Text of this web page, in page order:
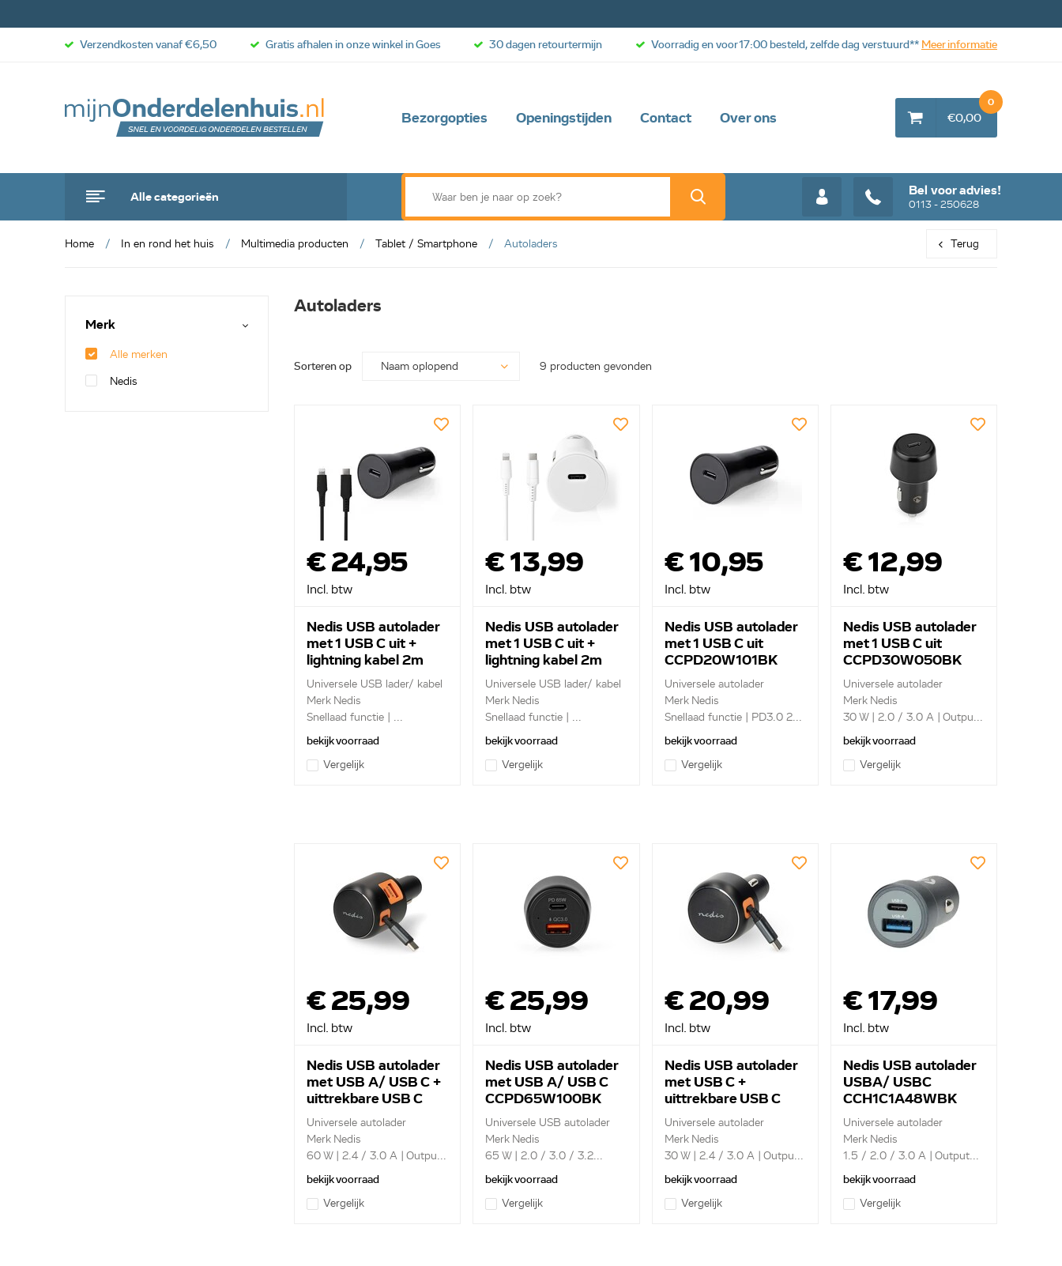
Bezorgopties Openingstijden Contact Over ons
Alle categorieën Bel voor advies!
0113 - 250628
€0,00
0
Verzendkosten vanaf €6,50 Gratis afhalen in onze winkel in Goes 30 dagen retourtermijn Voorradig en voor 17:00 besteld, zelfde dag verstuurd** Meer informatie
Home In en rond het huis Multimedia producten Tablet / Smartphone Autoladers Terug
Merk
Alle merken
Nedis
Autoladers
Sorteren op 9 producten gevonden
€ 24,95
Incl. btw
Nedis USB autolader
met 1 USB C uit +
lightning kabel 2m
CCPDL20W111BK
Universele USB lader/ kabel
Merk Nedis
Snellaad functie | ...
bekijk voorraad
Vergelijk
€ 13,99
Incl. btw
Nedis USB autolader
met 1 USB C uit +
lightning kabel 2m
CCPDL20W111WT
Universele USB lader/ kabel
Merk Nedis
Snellaad functie | ...
bekijk voorraad
Vergelijk
€ 10,95
Incl. btw
Nedis USB autolader
met 1 USB C uit
CCPD20W101BK
Universele autolader
Merk Nedis
Snellaad functie | PD3.0 2...
bekijk voorraad
Vergelijk
€ 12,99
Incl. btw
Nedis USB autolader
met 1 USB C uit
CCPD30W050BK
Universele autolader
Merk Nedis
30 W | 2.0 / 3.0 A | Outpu...
bekijk voorraad
Vergelijk
€ 25,99
Incl. btw
Nedis USB autolader
met USB A/ USB C +
uittrekbare USB C
kabel
CCH1C1A60WBK
Universele autolader
Merk Nedis
60 W | 2.4 / 3.0 A | Outpu...
bekijk voorraad
Vergelijk
€ 25,99
Incl. btw
Nedis USB autolader
met USB A/ USB C
CCPD65W100BK
Universele USB autolader
Merk Nedis
65 W | 2.0 / 3.0 / 3.2...
bekijk voorraad
Vergelijk
€ 20,99
Incl. btw
Nedis USB autolader
met USB C +
uittrekbare USB C
kabel CCH1C30WBK
Universele autolader
Merk Nedis
30 W | 2.4 / 3.0 A | Outpu...
bekijk voorraad
Vergelijk
€ 17,99
Incl. btw
Nedis USB autolader
USBA/ USBC
CCH1C1A48WBK
Universele autolader
Merk Nedis
1.5 / 2.0 / 3.0 A | Output...
bekijk voorraad
Vergelijk